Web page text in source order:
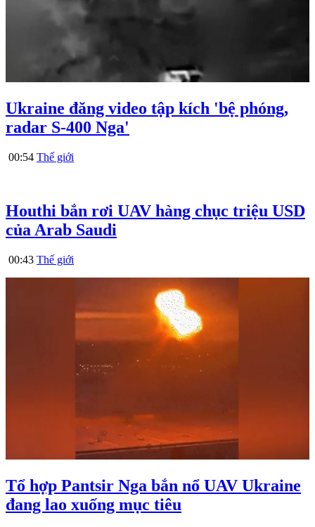
Ukraine đăng video tập kích 'bệ phóng,
radar S-400 Nga'
00:54 Thế giới
Houthi bắn rơi UAV hàng chục triệu USD
của Arab Saudi
00:43 Thế giới
Tổ hợp Pantsir Nga bắn nổ UAV Ukraine
đang lao xuống mục tiêu